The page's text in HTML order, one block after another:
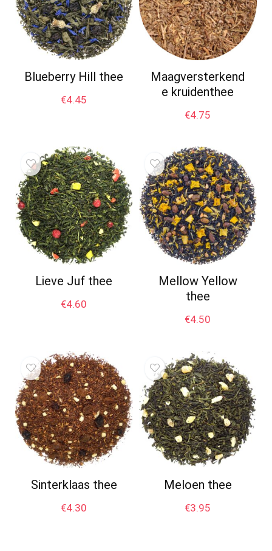
Blueberry Hill thee
€4.45
Maagversterkend
e kruidenthee
€4.75
Lieve Juf thee
€4.60
Mellow Yellow
thee
€4.50
Sinterklaas thee
€4.30
Meloen thee
€3.95